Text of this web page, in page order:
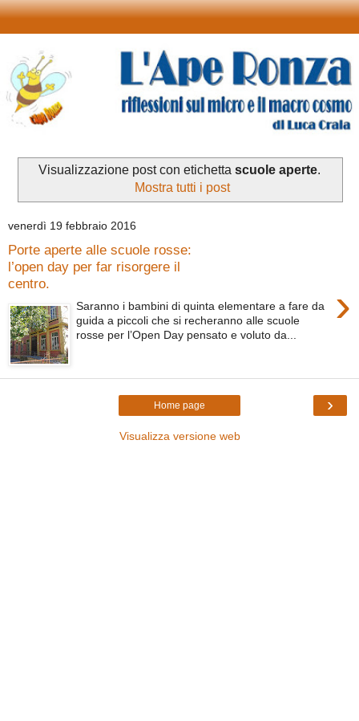
Visualizzazione post con etichetta scuole aperte.
Mostra tutti i post
venerdì 19 febbraio 2016
Porte aperte alle scuole rosse:
l’open day per far risorgere il
centro.
›
Saranno i bambini di quinta elementare a fare da
guida a piccoli che si recheranno alle scuole
rosse per l’Open Day pensato e voluto da...
›
Home page
Visualizza versione web